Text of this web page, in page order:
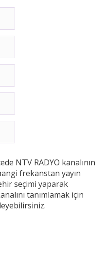
NTV RADYO kanalının
frekanstan yayın
seçimi yaparak
tanımlamak için